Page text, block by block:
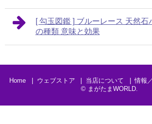
[ 勾玉図鑑 ] ブルーレース 天然石
の種類 意味と効果
Home ウェブストア 当店について 情報
© まがたまWORLD.